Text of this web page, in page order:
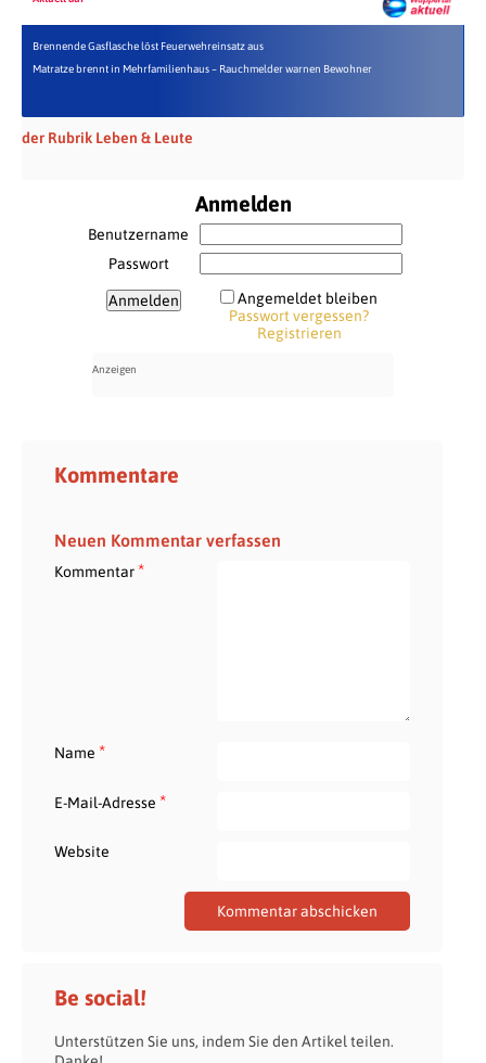
Brennende Gasflasche löst Feuerwehreinsatz aus
Matratze brennt in Mehrfamilienhaus – Rauchmelder warnen Bewohner
der Rubrik Leben & Leute
Anmelden
Benutzername
Passwort
Angemeldet bleiben
Passwort vergessen?
Registrieren
Kommentare
Neuen Kommentar verfassen
Kommentar*
Name *
E-Mail-Adresse *
Website
Be social!
Unterstützen Sie uns, indem Sie den Artikel teilen.